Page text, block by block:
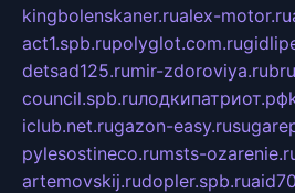
kingbolenskaner.rualex-motor.ru
act1.spb.rupolyglot.com.ru
detsad125.rumir-zdoroviya.ru
council.spb.ruлодкипатриот.рф
iclub.net.rugazon-easy.ru
pylesostineco.rumsts-
artemovskij.rudopler.spb.ru